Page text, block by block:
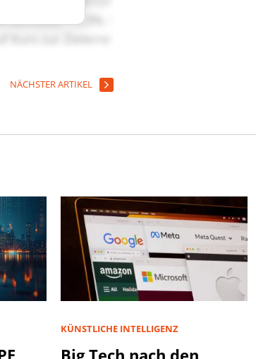
NÄCHSTER ARTIKEL
KÜNSTLICHE INTELLIGENZ
Big Tech nach den